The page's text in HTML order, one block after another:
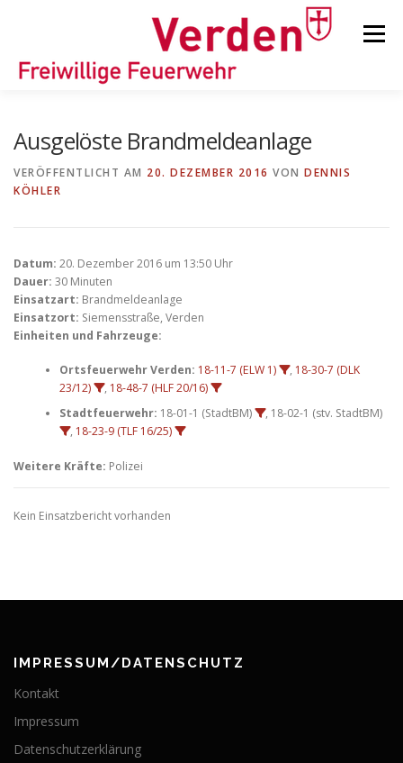
Menü
ORTSFEUERWEHREN
KINDER-/JUGENDFEUERWEHR
Ausgelöste Brandmeldeanlage
VERÖFFENTLICHT AM 20. DEZEMBER 2016 VON DENNIS
KÖHLER
Datum: 20. Dezember 2016 um 13:50 Uhr
Dauer: 30 Minuten
Einsatzart: Brandmeldeanlage
Einsatzort: Siemensstraße, Verden
Einheiten und Fahrzeuge:
Ortsfeuerwehr Verden: 18-11-7 (ELW 1) , 18-30-7 (DLK
23/12)
, 18-48-7 (HLF 20/16)
Stadtfeuerwehr: 18-01-1 (StadtBM)
, 18-02-1 (stv. StadtBM)
, 18-23-9 (TLF 16/25)
Weitere Kräfte: Polizei
Kein Einsatzbericht vorhanden
IMPRESSUM/DATENSCHUTZ
Kontakt
Impressum
Datenschutzerklärung